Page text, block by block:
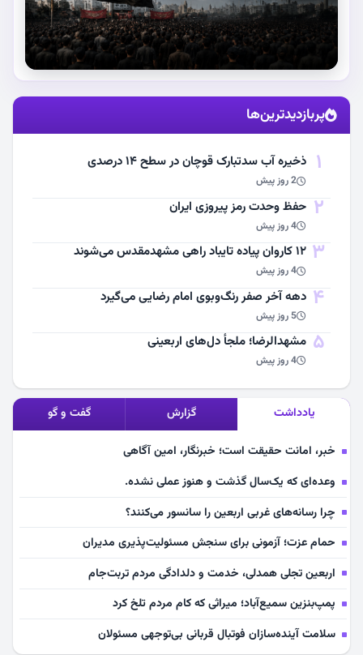
استقبال از آقای شهید ایران
مشاهده اخبار
پربازدیدترین‌ها
1 ذخیره آب سدتبارک قوچان در سطح ۱۴ درصدی
2 روز پیش
2 حفظ وحدت رمز پیروزی ایران
4 روز پیش
3 ۱۲ کاروان پیاده تایباد راهی مشهدمقدس می‌شوند
4 روز پیش
4 دهه آخر صفر رنگ‌وبوی امام رضایی می‌گیرد
5 روز پیش
5 مشهد‌الرضا؛ ملجأ دل‌های اربعینی
4 روز پیش
یادداشت گزارش گفت و گو
خبر، امانت حقیقت است؛ خبرنگار، امین آگاهی
وعده‌ای که یک‌سال گذشت و هنوز عملی نشده.
چرا رسانه‌های غربی اربعین را سانسور می‌کنند؟
حمام عزت؛ آزمونی برای سنجش مسئولیت‌پذیری مدیران
اربعین تجلی همدلی، خدمت و دلدادگی مردم تربت‌جام
پمپ‌بنزین سمیع‌آباد؛ میراثی که کام مردم تلخ کرد
سلامت آینده‌سازان فوتبال قربانی بی‌توجهی مسئولان